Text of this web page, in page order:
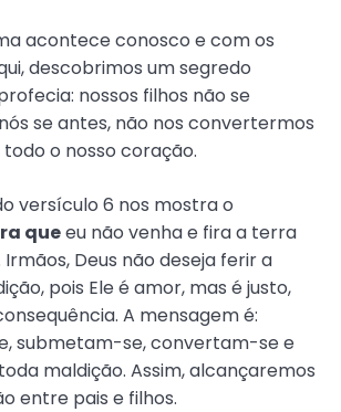
acontece conosco e com os
descobrimos um segredo
nossos filhos não se
se antes, não nos convertermos
o nosso coração.
versículo 6 nos mostra o
queeu não venha e fira a terra
Deus não deseja ferir a
pois Ele é amor, mas é justo,
A mensagem é:
submetam-se, convertam-se e
maldição. Assim, alcançaremos
entre pais e filhos.